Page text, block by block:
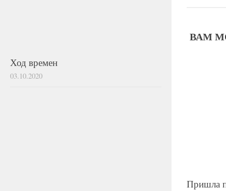
ВАМ
Пришла
Ход времен
03.10.2020